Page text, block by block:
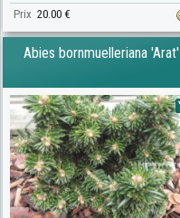
Prix 20.00 €
Abies bornmuelleriana 'Arat'